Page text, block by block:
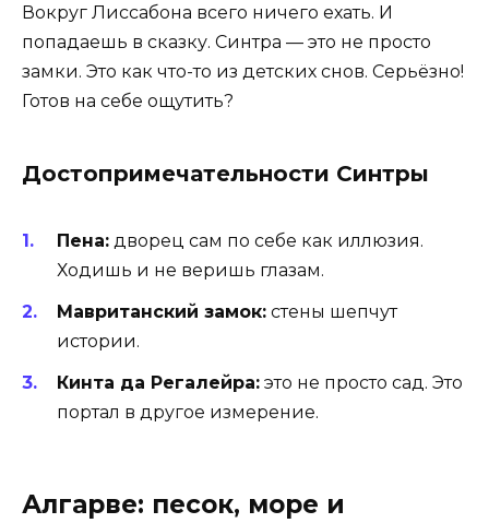
Вокруг Лиссабона всего ничего ехать. И
попадаешь в сказку. Синтра — это не просто
замки. Это как что-то из детских снов. Серьёзно!
Готов на себе ощутить?
Достопримечательности Синтры
Пена: дворец сам по себе как иллюзия.
Ходишь и не веришь глазам.
Мавританский замок: стены шепчут
истории.
Кинта да Регалейра: это не просто сад. Это
портал в другое измерение.
Алгарве: песок, море и